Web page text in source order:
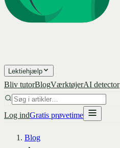
Lektiehjælp
Bliv tutorBlogVærktøjerAI detector
Log indGratis prøvetime
Blog